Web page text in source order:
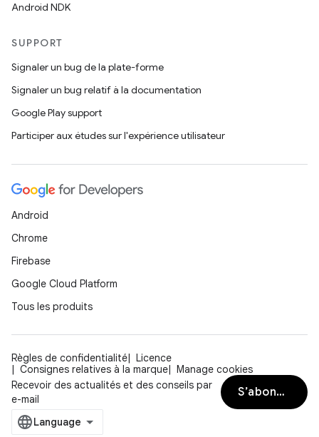
Android NDK
SUPPORT
Signaler un bug de la plate-forme
Signaler un bug relatif à la documentation
Google Play support
Participer aux études sur l'expérience utilisateur
Android
Chrome
Firebase
Google Cloud Platform
Tous les produits
Règles de confidentialité
Licence
Consignes relatives à la marque
Manage cookies
Recevoir des actualités et des conseils par
e-mail
S’abonner